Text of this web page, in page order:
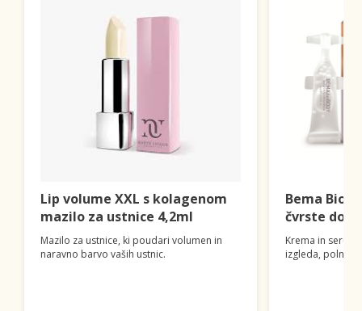
Lip volume XXL s kolagenom
mazilo za ustnice 4,2ml
Mazilo za ustnice, ki poudari volumen in
naravno barvo vaših ustnic.
Bema Bio
čvrste
Krema in
izgleda,